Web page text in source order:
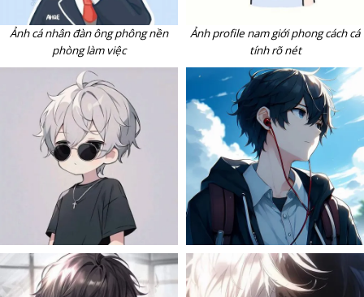
Ảnh cá nhân đàn ông phông nền
phòng làm việc
Ảnh profile nam giới phong cách cá
tính rõ nét